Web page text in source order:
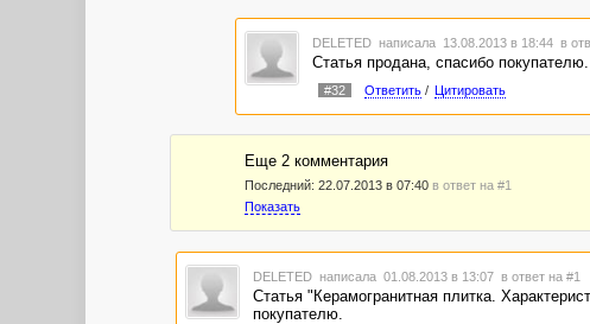
DELETED написала 13.08.2013 в 18:44 в
Статья продана, спасибо покупателю.
#32 Ответить/ Цитировать
Еще 2 комментария
Последний: 22.07.2013 в 07:40 в ответ на #1
Показать
DELETED написала 01.08.2013 в 13:07 в ответ на #1
Статья "Керамогранитная плитка.
покупателю.